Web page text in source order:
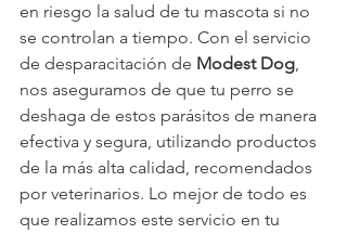
en riesgo la salud de tu mascota si no
se controlan a tiempo. Con el servicio
de desparacitación de Modest Dog,
nos aseguramos de que tu perro se
deshaga de estos parásitos de manera
efectiva y segura, utilizando productos
de la más alta calidad, recomendados
por veterinarios. Lo mejor de todo es
que realizamos este servicio en tu